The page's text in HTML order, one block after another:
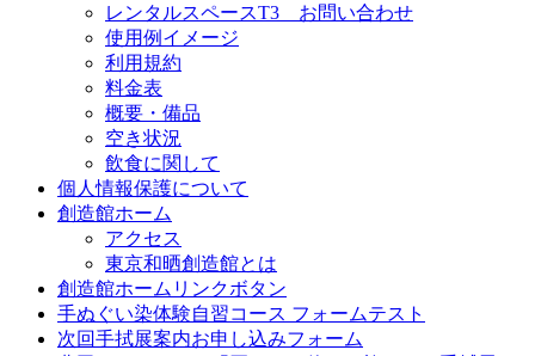
レンタルスペースT3 お問い合わせ
使用例イメージ
利用規約
料金表
概要・備品
空き状況
飲食に関して
個人情報保護について
創造館ホーム
アクセス
東京和晒創造館とは
創造館ホームリンクボタン
手ぬぐい染体験自習コース フォームテスト
次回手拭展案内お申し込みフォーム